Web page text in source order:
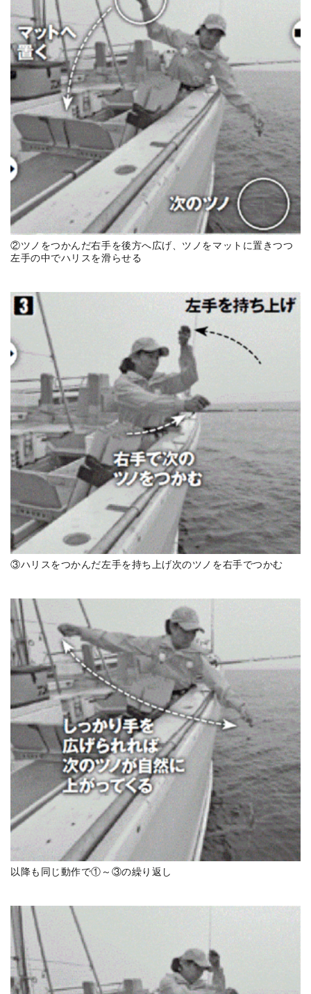
②ツノをつかんだ右手を後方へ広げ、ツノをマットに置きつつ
左手の中でハリスを滑らせる
③ハリスをつかんだ左手を持ち上げ次のツノを右手でつかむ
以降も同じ動作で①～③の繰り返し